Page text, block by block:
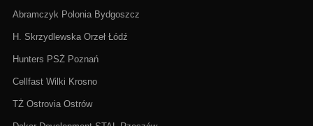
Abramczyk Polonia Bydgoszcz
H. Skrzydlewska Orzeł Łódź
Hunters PSŻ Poznań
Cellfast Wilki Krosno
TŻ Ostrovia Ostrów